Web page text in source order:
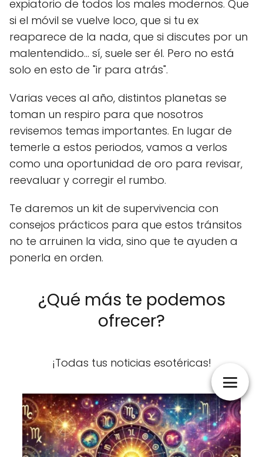
expiatorio de todos los males modernos. Que
si el móvil se vuelve loco, que si tu ex
reaparece de la nada, que si discutes por un
malentendido... sí, suele ser él. Pero no está
solo en esto de "ir para atrás".
Varias veces al año, distintos planetas se
toman un respiro para que nosotros
revisemos temas importantes. En lugar de
temerle a estos periodos, vamos a verlos
como una oportunidad de oro para revisar,
reevaluar y corregir el rumbo.
Te daremos un kit de supervivencia con
consejos prácticos para que estos tránsitos
no te arruinen la vida, sino que te ayuden a
ponerla en orden.
¿Qué más te podemos
ofrecer?
¡Todas tus noticias esotéricas!